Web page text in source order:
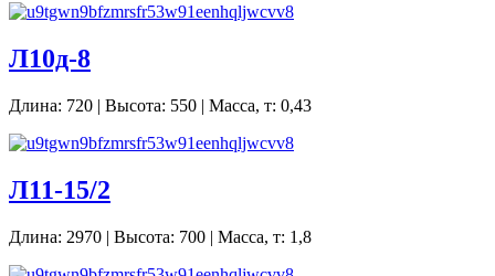
Л10д-8
Длина: 720 | Высота: 550 | Масса, т: 0,43
Л11-15/2
Длина: 2970 | Высота: 700 | Масса, т: 1,8